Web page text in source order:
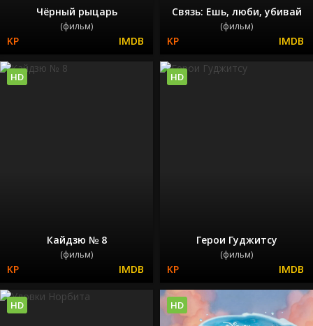
Чёрный рыцарь
(фильм)
Связь: Ешь, люби, убивай
(фильм)
Кайдзю № 8
(фильм)
HD
Герои Гуджитсу
(фильм)
HD
HD HD